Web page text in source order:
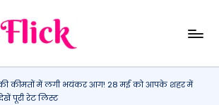
की कीमतों में लगी भयंकर आग! 28 मई को आपके शहर में
पूरी रेट लिस्ट